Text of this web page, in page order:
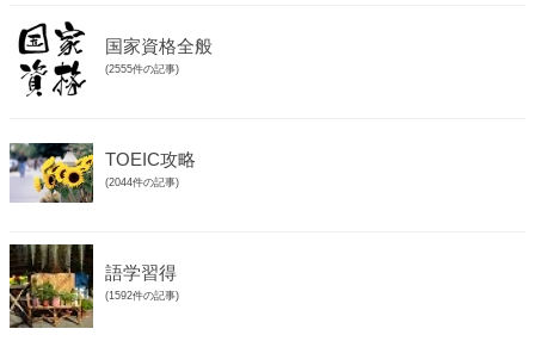
国家資格全般
(2555件の記事)
TOEIC攻略
(2044件の記事)
語学習得
(1592件の記事)